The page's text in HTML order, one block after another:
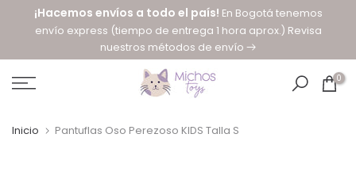
saltar¡Hacemos envíos a todo el país! En Bogotá tenemos
envío express (tiempo de entrega 1 hora aprox.) Revisa
nuestros métodos de envío
0
Inicio Pantuflas Oso Perezoso KIDS Talla S